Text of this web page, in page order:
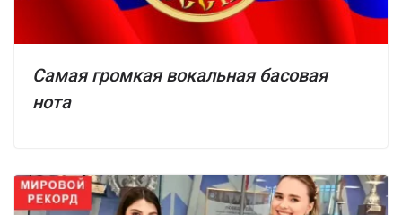
Самая громкая вокальная басовая
нота